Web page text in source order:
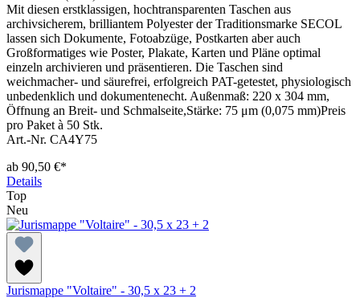
Mit diesen erstklassigen, hochtransparenten Taschen aus
archivsicherem, brilliantem Polyester der Traditionsmarke SECOL
lassen sich Dokumente, Fotoabzüge, Postkarten aber auch
Großformatiges wie Poster, Plakate, Karten und Pläne optimal
einzeln archivieren und präsentieren. Die Taschen sind
weichmacher- und säurefrei, erfolgreich PAT-getestet, physiologisch
unbedenklich und dokumentenecht. Außenmaß: 220 x 304 mm,
Öffnung an Breit- und Schmalseite,Stärke: 75 μm (0,075 mm)Preis
pro Paket à 50 Stk.
Art.-Nr. CA4Y75
ab 90,50 €*
Details
Top
Neu
Jurismappe "Voltaire" - 30,5 x 23 + 2